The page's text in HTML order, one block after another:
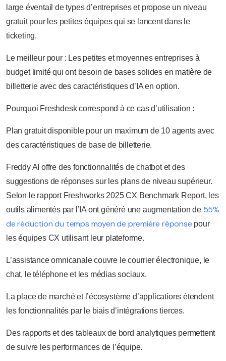
large éventail de types d’entreprises et propose un niveau
gratuit pour les petites équipes qui se lancent dans le
ticketing.
Le meilleur pour : Les petites et moyennes entreprises à
budget limité qui ont besoin de bases solides en matière de
billetterie avec des caractéristiques d’IA en option.
Pourquoi Freshdesk correspond à ce cas d’utilisation :
Plan gratuit disponible pour un maximum de 10 agents avec
des caractéristiques de base de billetterie.
Freddy AI offre des fonctionnalités de chatbot et des
suggestions de réponses sur les plans de niveau supérieur.
Selon le rapport Freshworks 2025 CX Benchmark Report, les
outils alimentés par l’IA ont généré une augmentation de 55%
de réduction du temps moyen de première réponse pour
les équipes CX utilisant leur plateforme.
L’assistance omnicanale couvre le courrier électronique, le
chat, le téléphone et les médias sociaux.
La place de marché et l’écosystème d’applications étendent
les fonctionnalités par le biais d’intégrations tierces.
Des rapports et des tableaux de bord analytiques permettent
de suivre les performances de l’équipe.